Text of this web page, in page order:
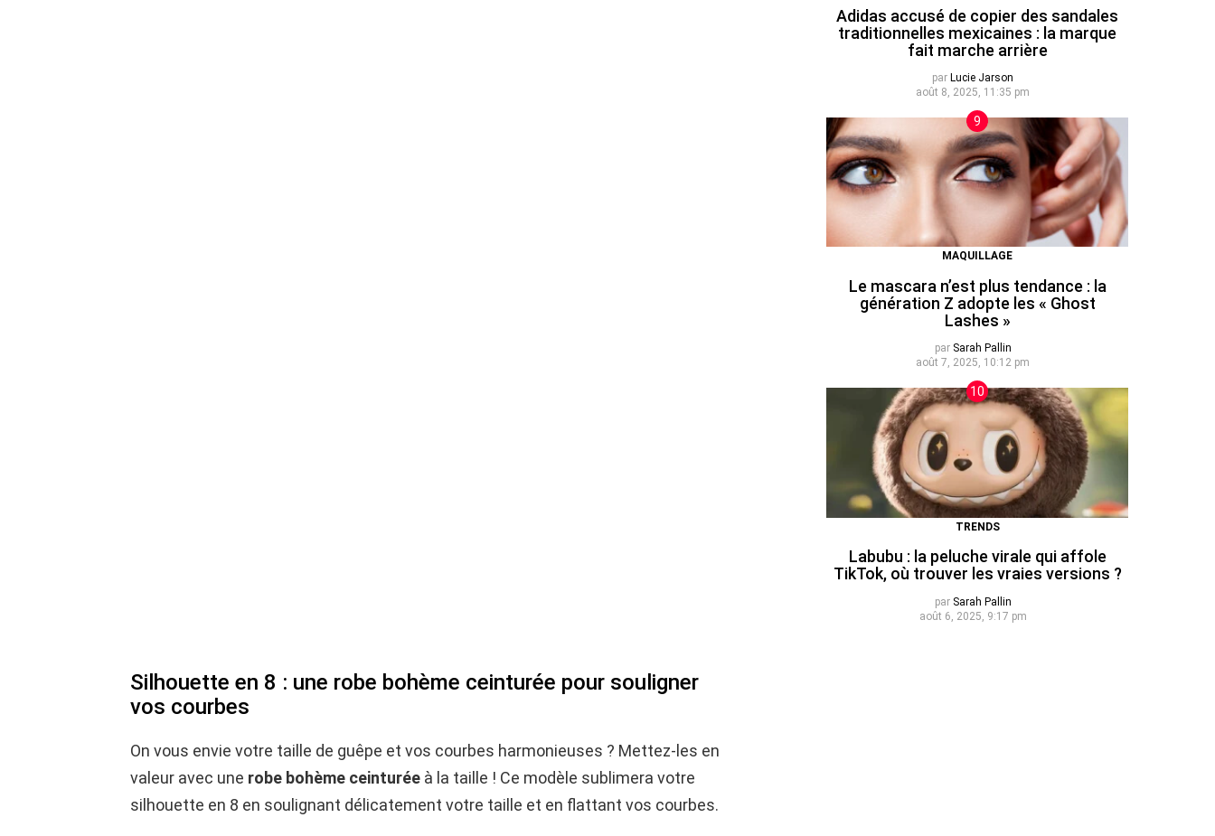
Silhouette en 8 : une robe bohème ceinturée pour souligner
vos courbes
On vous envie votre taille de guêpe et vos courbes harmonieuses ? Mettez-les en
valeur avec une robe bohème ceinturée à la taille ! Ce modèle sublimera votre
silhouette en 8 en soulignant délicatement votre taille et en flattant vos courbes.
Adidas accusé de copier des sandales
traditionnelles mexicaines : la marque
fait marche arrière
par Lucie Jarson
août 8, 2025, 11:35 pm
MAQUILLAGE
Le mascara n’est plus tendance : la
génération Z adopte les « Ghost
Lashes »
par Sarah Pallin
août 7, 2025, 10:12 pm
TRENDS
Labubu : la peluche virale qui affole
TikTok, où trouver les vraies versions ?
par Sarah Pallin
août 6, 2025, 9:17 pm